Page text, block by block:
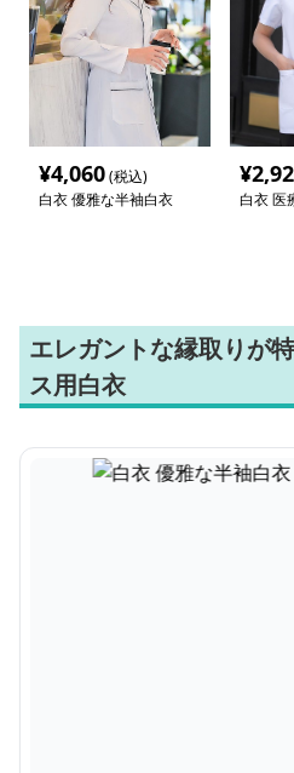
¥4,060(税込)
白衣 優雅な半袖白衣
¥
白衣 医
エレガントな縁取りが
ス用白衣